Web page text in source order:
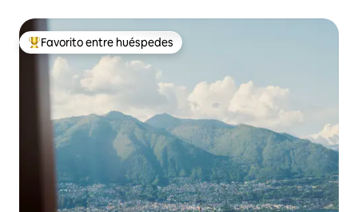
Favorito entre huéspedes preferido
Favorito entre huéspedes